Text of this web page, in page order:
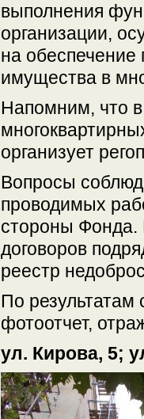
выполнения
организации,
на обеспечение
имущества в
Напомним, что в
организует
Вопросы
проводимых
стороны Фонда.
договоров
реестр
По результатам
фотоотчет,
ул. Кирова, 5;